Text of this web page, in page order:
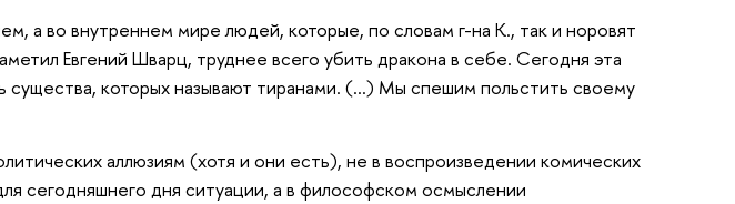
а во внутреннем мире людей, которые, по словам г-на К., так и норовят
Евгений Шварц, труднее всего убить дракона в себе. Сегодня эта
существа, которых называют тиранами. (…) Мы спешим польстить своему
аллюзиям (хотя и они есть), не в воспроизведении комических
сегодняшнего дня ситуации, а в философском осмыслении